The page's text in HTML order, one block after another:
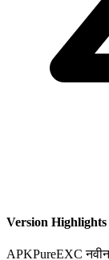
Version Highlights
APKPureEXC